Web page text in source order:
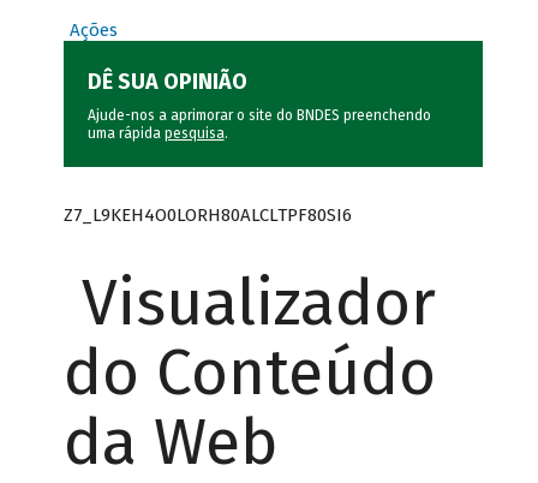
Ações
DÊ SUA OPINIÃO
Ajude-nos a aprimorar o site do BNDES preenchendo
uma rápida pesquisa.
Z7_L9KEH4O0LORH80ALCLTPF80SI6
Visualizador
do Conteúdo
da Web